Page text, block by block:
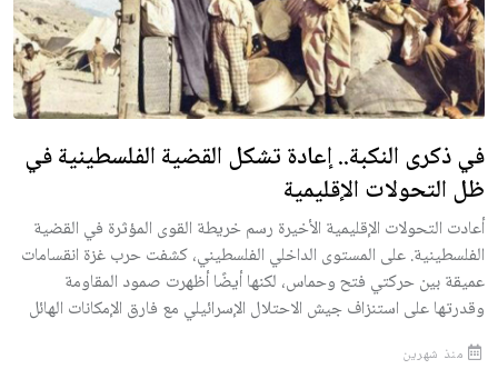
في ذكرى النكبة.. إعادة تشكل القضية الفلسطينية في
ظل التحولات الإقليمية
أعادت التحولات الإقليمية الأخيرة رسم خريطة القوى المؤثرة في القضية
الفلسطينية. على المستوى الداخلي الفلسطيني، كشفت حرب غزة انقسامات
عميقة بين حركتي فتح وحماس، لكنها أيضًا أظهرت صمود المقاومة
وقدرتها على استنزاف جيش الاحتلال الإسرائيلي مع فارق الإمكانات الهائل
منذ شهرين